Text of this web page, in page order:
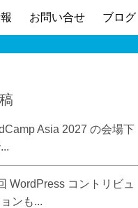
お問い合せ ブログ
Asia 2027 の会場下
WordPress コントリビュ
ンも...